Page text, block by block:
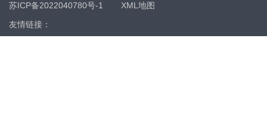
苏ICP备2022040780号-1
XML地图
友情链接：